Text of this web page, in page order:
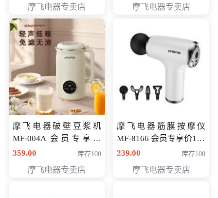
摩飞电器专卖店 摩飞电器专卖店
摩飞电器破壁豆浆机
MF-004A 会员专享价
168元
359.00 库存100
摩飞电器专卖店
摩飞电器筋膜按摩仪
MF-8166 会员专享价168
元
239.00 库存100
摩飞电器专卖店